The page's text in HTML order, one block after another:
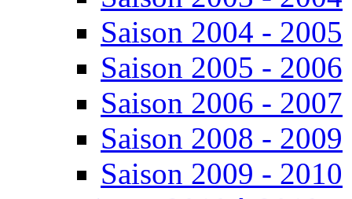
Saison 2004 - 2005
Saison 2005 - 2006
Saison 2006 - 2007
Saison 2008 - 2009
Saison 2009 - 2010